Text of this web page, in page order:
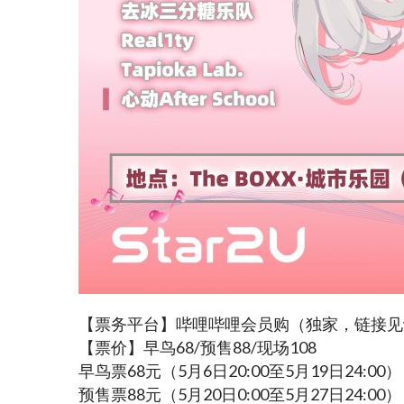
【票务平台】哔哩哔哩会员购（独家，链接
【票价】早鸟68/预售88/现场108
早鸟票68元（5月6日20:00至5月19日24:00）
预售票88元（5月20日0:00至5月27日24:00）